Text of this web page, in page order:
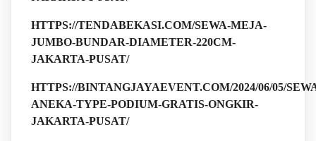
HTTPS://TENDABEKASI.COM/SEWA-MEJA-
JUMBO-BUNDAR-DIAMETER-220CM-
JAKARTA-PUSAT/
HTTPS://BINTANGJAYAEVENT.COM/2024/06/05/
ANEKA-TYPE-PODIUM-GRATIS-ONGKIR-
JAKARTA-PUSAT/